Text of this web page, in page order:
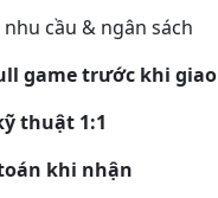
cầu & ngân sách
game trước khi giao
thuật 1:1
khi nhận